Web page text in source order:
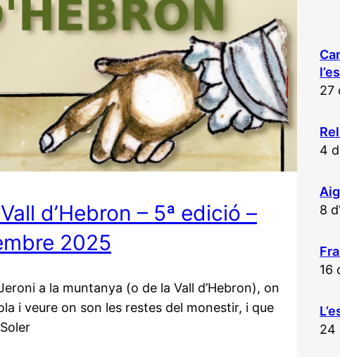
d’Hebron – 5ª edició –
2025
a la muntanya (o de la Vall d’Hebron), on
i veure on son les restes del monestir, i que
27
4
8
16
24